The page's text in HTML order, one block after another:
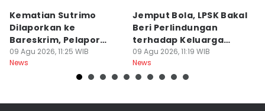
Kematian Sutrimo
Dilaporkan ke
Bareskrim, Pelapor
Minta Ekshumasi
09 Agu 2026, 11:25 WIB
News
Jemput Bola, LPSK Bakal
Beri Perlindungan
terhadap Keluarga
Sutrimo
09 Agu 2026, 11:19 WIB
News